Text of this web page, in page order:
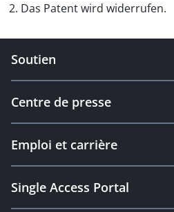
2. Das Patent wird widerrufen.
Soutien
Centre de presse
Emploi et carrière
Single Access Portal